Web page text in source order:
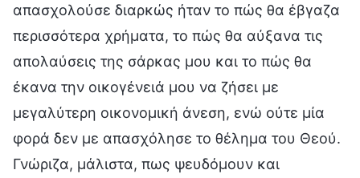
απασχολούσε διαρκώς ήταν το πώς θα έβγαζα
περισσότερα χρήματα, το πώς θα αύξανα τις
απολαύσεις της σάρκας μου και το πώς θα
έκανα την οικογένειά μου να ζήσει με
μεγαλύτερη οικονομική άνεση, ενώ ούτε μία
φορά δεν με απασχόλησε το θέλημα του Θεού.
Γνώριζα, μάλιστα, πως ψευδόμουν και